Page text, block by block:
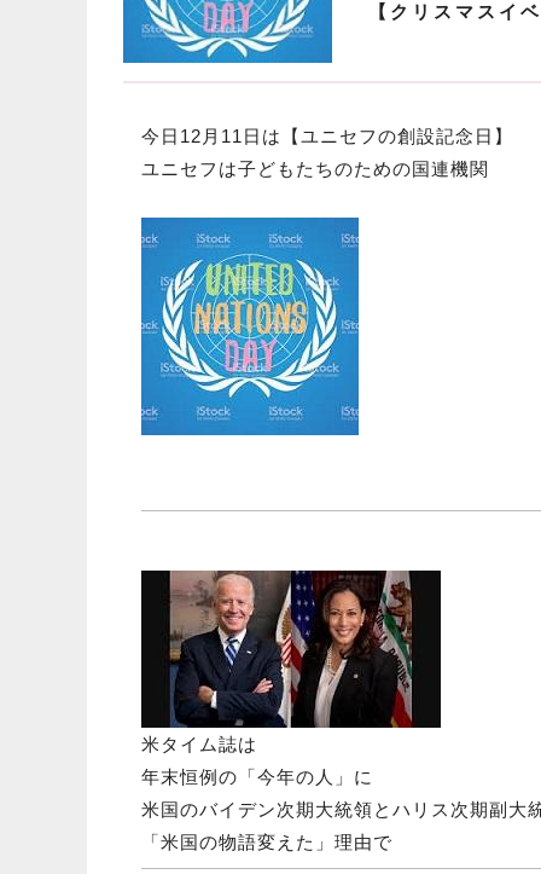
【クリスマスイ
今日12月11日は【ユニセフの創設記念日】
ユニセフは子どもたちのための国連機関
米タイム誌は
年末恒例の「今年の人」に
米国のバイデン次期大統領とハリス次期副大
「米国の物語変えた」理由で